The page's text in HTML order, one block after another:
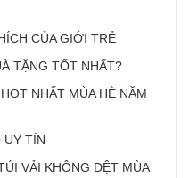
CỦA GIỚI TRẺ
TẶNG TỐT NHẤT?
NHẤT MÙA HÈ NĂM
UY TÍN
VẢI KHÔNG DỆT MÙA